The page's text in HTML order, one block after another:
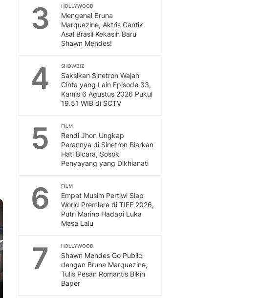
3 HOLLYWOOD
Mengenal Bruna
Marquezine, Aktris Cantik
Asal Brasil Kekasih Baru
Shawn Mendes!
4 SHOWBIZ
Saksikan Sinetron Wajah
Cinta yang Lain Episode 33,
Kamis 6 Agustus 2026 Pukul
19.51 WIB di SCTV
5 FILM
Rendi Jhon Ungkap
Perannya di Sinetron Biarkan
Hati Bicara, Sosok
Penyayang yang Dikhianati
6 FILM
Empat Musim Pertiwi Siap
World Premiere di TIFF 2026,
Putri Marino Hadapi Luka
Masa Lalu
7 HOLLYWOOD
Shawn Mendes Go Public
dengan Bruna Marquezine,
Tulis Pesan Romantis Bikin
Baper